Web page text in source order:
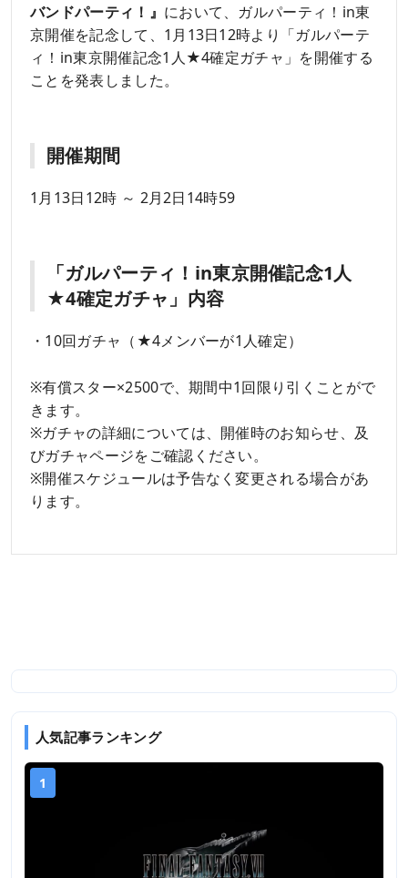
バンドパーティ！』 において、ガルパーティ！in東
京開催を記念して、1月13日12時より「ガルパーテ
ィ！in東京開催記念1人★4確定ガチャ」を開催する
ことを発表しました。
開催期間
1月13日12時 ～ 2月2日14時59
「ガルパーティ！in東京開催記念1人
★4確定ガチャ」内容
・10回ガチャ（★4メンバーが1人確定）
※有償スター×2500で、期間中1回限り引くことがで
きます。
※ガチャの詳細については、開催時のお知らせ、及
びガチャページをご確認ください。
※開催スケジュールは予告なく変更される場合があ
ります。
人気記事ランキング
1